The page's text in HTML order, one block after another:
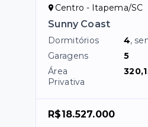
Centro - Itapema/SC
Sunny Coast
Dormitórios 4,
Garagens
5
Área
Privativa
R$18.527.000